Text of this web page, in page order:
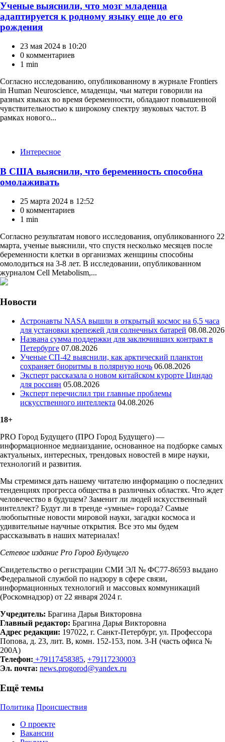
Ученые выяснили, что мозг младенца
адаптируется к родному языку еще до его
рождения
23 мая 2024 в 10:20
0 комментариев
1 min
Согласно исследованию, опубликованному в журнале Frontiers
in Human Neuroscience, младенцы, чьи матери говорили на
разных языках во время беременности, обладают повышенной
чувствительностью к широкому спектру звуковых частот. В
рамках нового...
КатегорииИнтересное
В США выяснили, что беременность способна
омолаживать
25 марта 2024 в 12:52
0 комментариев
1 min
Согласно результатам нового исследования, опубликованного 22
марта, ученые выяснили, что спустя несколько месяцев после
беременности клетки в организмах женщины способны
омолодиться на 3-8 лет. В исследовании, опубликованном
журналом Cell Metabolism,...
Новости
Астронавты NASA вышли в открытый космос на 6,5 часа
для установки крепежей для солнечных батарей 08.08.2026
Названа сумма поддержки для заключивших контракт в
Петербурге 07.08.2026
Ученые СП-42 выяснили, как арктический планктон
сохраняет биоритмы в полярную ночь 06.08.2026
Эксперт рассказала о новом китайском курорте Циндао
для россиян 05.08.2026
Эксперт перечислил три главные проблемы
искусственного интеллекта 04.08.2026
18+
PRO Город Будущего (ПРО Город Будущего) —
информационное медиаиздание, основанное на подборке самых
актуальных, интересных, трендовых новостей в мире науки,
технологий и развития.
Мы стремимся дать нашему читателю информацию о последних
тенденциях прогресса общества в различных областях. Что ждет
человечество в будущем? Заменит ли людей искусственный
интеллект? Будут ли в тренде «умные» города? Самые
любопытные новости мировой науки, загадки космоса и
удивительные научные открытия. Все это мы будем
рассказывать в наших материалах!
Сетевое издание Рrо Город Будущего
Свидетельство о регистрации СМИ ЭЛ № ФС77-86593 выдано
Федеральной службой по надзору в сфере связи,
информационных технологий и массовых коммуникаций
(Роскомнадзор) от 22 января 2024 г.
Учредитель: Брагина Дарья Викторовна
Главный редактор: Брагина Дарья Викторовна
Адрес редакции: 197022, г. Санкт-Петербург, ул. Профессора
Попова, д. 23, лит. В, комн. 152-153, пом. 3-Н (часть офиса №
200А)
Телефон: +79117458385, +79117230003
Эл. почта: news.progorod@yandex.ru
Ещё темы
Политика Происшествия
О проекте
Вакансии